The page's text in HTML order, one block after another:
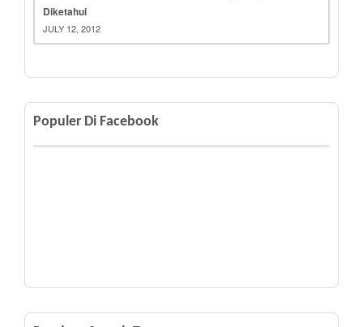
Diketahui
JULY 12, 2012
Populer Di Facebook